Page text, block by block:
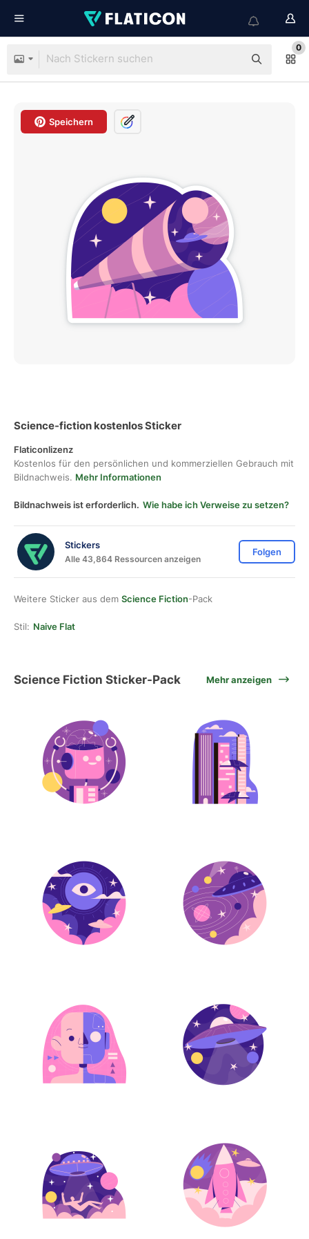
0
Speichern
Science-fiction kostenlos Sticker
Flaticonlizenz
Kostenlos für den persönlichen und kommerziellen Gebrauch mit
Bildnachweis. Mehr Informationen
Bildnachweis ist erforderlich. Wie habe ich Verweise zu setzen?
Stickers
Alle 43,864 Ressourcen anzeigen
Folgen
Weitere Sticker aus dem Science Fiction-Pack
Stil: Naive Flat
Science Fiction Sticker-Pack Mehr anzeigen